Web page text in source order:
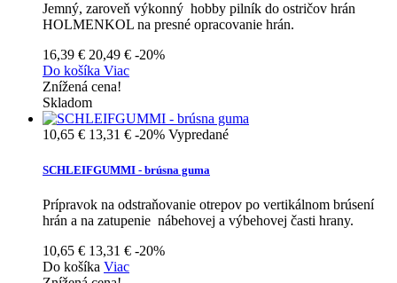
Jemný, zaroveň výkonný hobby pilník do ostričov hrán
HOLMENKOL na presné opracovanie hrán.
16,39 € 20,49 € -20%
Do košíka Viac
Znížená cena!
Skladom
10,65 € 13,31 € -20% Vypredané
SCHLEIFGUMMI - brúsna guma
Prípravok na odstraňovanie otrepov po vertikálnom brúsení
hrán a na zatupenie nábehovej a výbehovej časti hrany.
10,65 € 13,31 € -20%
Do košíka Viac